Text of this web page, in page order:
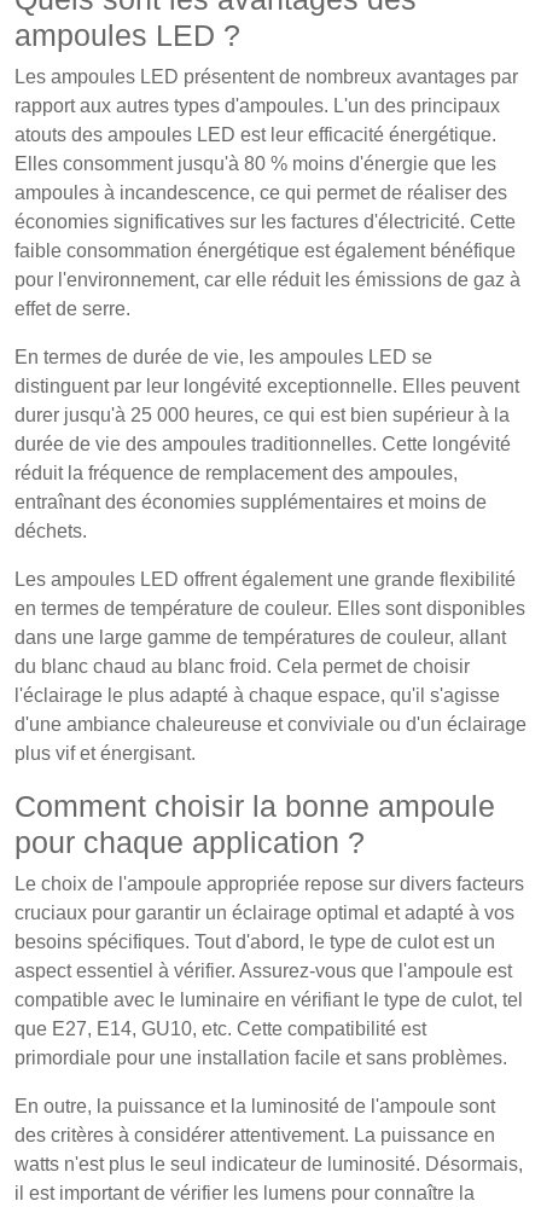
ampoules LED ?
Les ampoules LED présentent de nombreux avantages par
rapport aux autres types d'ampoules. L'un des principaux
atouts des ampoules LED est leur efficacité énergétique.
Elles consomment jusqu'à 80 % moins d'énergie que les
ampoules à incandescence, ce qui permet de réaliser des
économies significatives sur les factures d'électricité. Cette
faible consommation énergétique est également bénéfique
pour l'environnement, car elle réduit les émissions de gaz à
effet de serre.
En termes de durée de vie, les ampoules LED se
distinguent par leur longévité exceptionnelle. Elles peuvent
durer jusqu'à 25 000 heures, ce qui est bien supérieur à la
durée de vie des ampoules traditionnelles. Cette longévité
réduit la fréquence de remplacement des ampoules,
entraînant des économies supplémentaires et moins de
déchets.
Les ampoules LED offrent également une grande flexibilité
en termes de température de couleur. Elles sont disponibles
dans une large gamme de températures de couleur, allant
du blanc chaud au blanc froid. Cela permet de choisir
l'éclairage le plus adapté à chaque espace, qu'il s'agisse
d'une ambiance chaleureuse et conviviale ou d'un éclairage
plus vif et énergisant.
Comment choisir la bonne ampoule
pour chaque application ?
Le choix de l'ampoule appropriée repose sur divers facteurs
cruciaux pour garantir un éclairage optimal et adapté à vos
besoins spécifiques. Tout d'abord, le type de culot est un
aspect essentiel à vérifier. Assurez-vous que l'ampoule est
compatible avec le luminaire en vérifiant le type de culot, tel
que E27, E14, GU10, etc. Cette compatibilité est
primordiale pour une installation facile et sans problèmes.
En outre, la puissance et la luminosité de l'ampoule sont
des critères à considérer attentivement. La puissance en
watts n'est plus le seul indicateur de luminosité. Désormais,
il est important de vérifier les lumens pour connaître la